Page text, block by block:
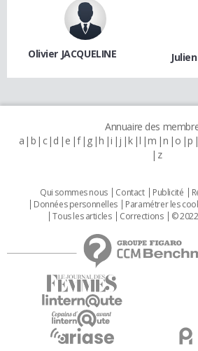
Olivier JACQUELINE
Annuaire des
a b c d e f g h i j k l m n o p
z
Qui sommes nous Contact Publicité
Données personnelles
Paramétrer les
Tous les articles
Corrections ©